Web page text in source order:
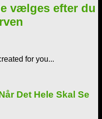
vælges efter du
for you...
Det Hele Skal Se